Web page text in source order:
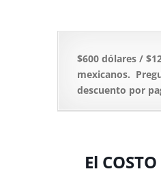
$600 dólares /
mexicanos.
descuento por
El